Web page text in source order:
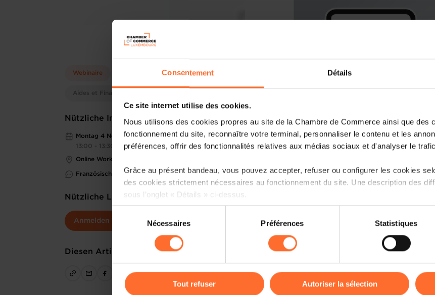
Consentement Détails
Ce site internet utilise des cookies.
Nous utilisons des cookies propres au site de la Chambre de Commerce ainsi que des
fonctionnement du site, reconnaître votre terminal, personnaliser le contenu et les
préférences, offrir des fonctionnalités relatives aux médias sociaux et d'analyser le
Grâce au présent bandeau, vous pouvez accepter, refuser ou configurer les cookies
des cookies strictement nécessaires au fonctionnement du site. Une description des
sous l’onglet « Détails » ci-dessus.
Il est précisé que la navigation sur le site et certaines fonctionnalités (ex : lecture de
sociaux, sauvegarde des préférences de lecture vidéo, personnalisation de l’affichage
cas de refus de tous les cookies ou des cookies non nécessaires.
gauche de chaque page.
Sélection
consentement
Nécessaires Préférences Statistiques
Tout refuser Autoriser la sélection
Webinaire
Aides et Financements
Nützliche Informationen
Montag 4 Nov 2024
13:00 - 13:30
Online Workshop
Französisch
Nützliche Links
Anmelden
Diesen Artikel teilen
Vous êtes entrepreneur et
Découvrez les informations-clé sur
questions-réponses essentielles.
sommaire et des astuces pratiques
financement, y compris les
Mutualité de Cautionnement.
À la fin du workshop, une session
répondre à vos questions